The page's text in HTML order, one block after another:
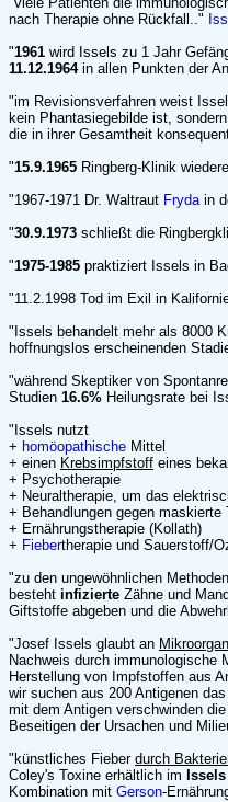
nach Therapie ohne Rückfall.."
"1961 wird Issels zu 1 Jahr
11.12.1964in allen Punkten der
"im Revisionsverfahren weist
kein Phantasiegebilde ist,
die in ihrer Gesamtheit
"15.9.1965 Ringberg-Klinik
"1967-1971 Dr. Waltraut Frydain
"30.9.1973 schließt die
"1975-1985 praktiziert Issels in
"11.2.1998 Tod im Exil in
"Issels behandelt mehr als 8000
hoffnungslos erscheinenden
"während Skeptiker von
Studien 16.6% Heilungsrate bei
"Issels nutzt
+ homöopathische Mittel
+ einen Krebsimpfstoff eines
+ Psychotherapie
+ Neuraltherapie, um das
+ Behandlungen gegen maskierte
+ Ernährungstherapie (Kollath)
+ Fiebertherapie und Sauerstoff/
"zu den ungewöhnlichen
besteht infizierte Zähne und
Giftstoffe abgeben und die
"Josef Issels glaubt an
Nachweis durch immunologische
Herstellung von Impfstoffen aus
wir suchen aus 200 Antigenen
mit dem Antigen verschwinden
Beseitigen der Ursachen und
"künstliches Fieber durch
Coley's Toxine erhältlich im
Kombination mit Gerson-